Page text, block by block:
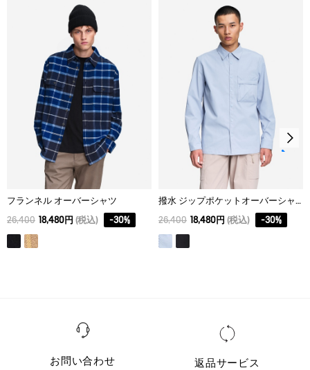
脱水後、つり干し乾燥がよい。
アイロン仕上げ処理ができる。底面温度110℃を限度として
スチームなしでアイロン仕上げ。
ドライクリーニング処理ができない。
ウェットクリーニング処理ができる。：通常の処理
56
60
XL
フランネル オーバーシャツ
26,400 18,480円 (税込) -30%
撥水 ジップポケットオーバーシャツ
26,400 18,480円 (税込) -30%
お問い合わせ 返品サービス